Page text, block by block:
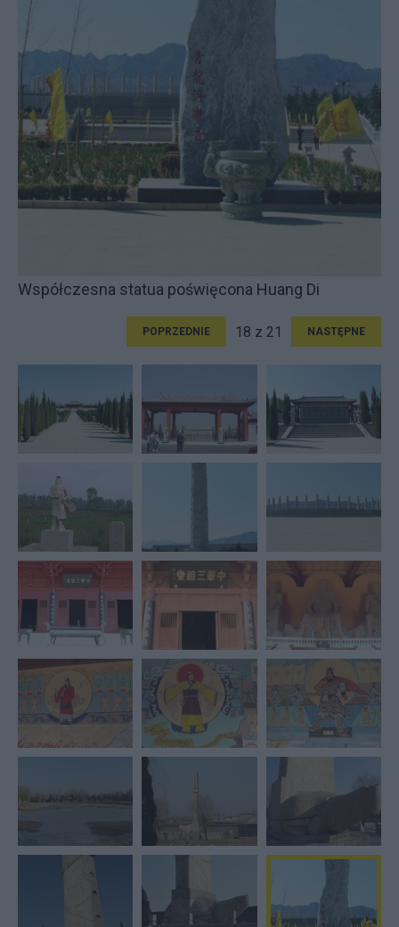
Współczesna statua poświęcona Huang Di
POPRZEDNIE 18 z 21 NASTĘPNE